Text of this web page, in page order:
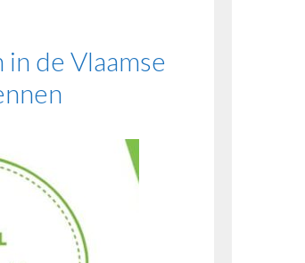
de Vlaamse